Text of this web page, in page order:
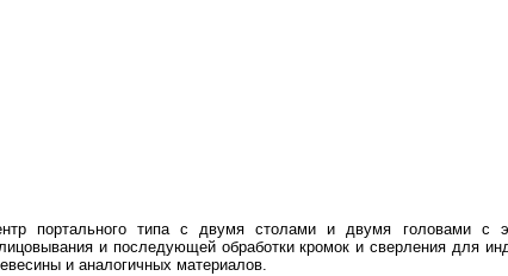
портального типа с двумя столами и двумя головами с
и последующей обработки кромок и сверления для
и аналогичных материалов.